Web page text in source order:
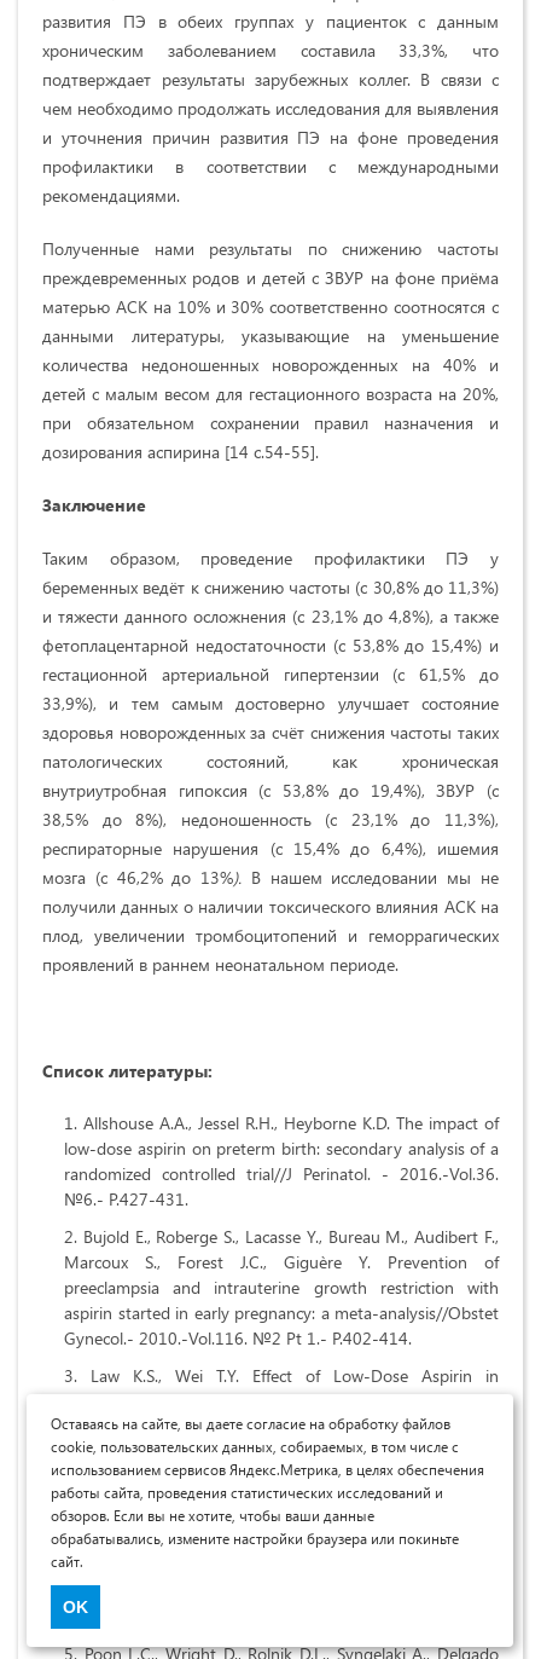
развития ПЭ в обеих группах у пациенток с данным
хроническим заболеванием составила 33,3%, что
подтверждает результаты зарубежных коллег. В связи с
чем необходимо продолжать исследования для выявления
и уточнения причин развития ПЭ на фоне проведения
профилактики в соответствии с международными
рекомендациями.
Полученные нами результаты по снижению частоты
преждевременных родов и детей с ЗВУР на фоне приёма
матерью АСК на 10% и 30% соответственно соотносятся с
данными литературы, указывающие на
уменьшение
количества недоношенных новорожденных на 40% и
детей с малым весом для гестационного возраста на 20%,
при обязательном сохранении правил назначения и
дозирования аспирина [14 c.54-55].
Заключение
Таким образом, проведение профилактики ПЭ у
беременных ведёт к снижению частоты (с 30,8% до 11,3%)
и тяжести данного осложнения (с 23,1% до 4,8%), а также
фетоплацентарной недостаточности (с 53,8% до 15,4%) и
гестационной артериальной гипертензии (с 61,5% до
33,9%), и тем самым достоверно улучшает состояние
здоровья новорожденных за счёт снижения частоты таких
патологических состояний, как хроническая
внутриутробная гипоксия (с 53,8% до 19,4%), ЗВУР (с
38,5% до 8%), недоношенность (с 23,1% до 11,3%),
респираторные нарушения (с 15,4% до 6,4%), ишемия
мозга (с 46,2% до 13%). В нашем исследовании мы не
получили данных о наличии токсического влияния АСК на
плод, увеличении тромбоцитопений и геморрагических
проявлений в раннем неонатальном периоде.
Список литературы:
Allshouse A.A., Jessel R.H., Heyborne K.D. The impact of
low-dose aspirin on preterm birth: secondary analysis of a
randomized controlled trial//J Perinatol. - 2016.-Vol.36.
№6.- P.427-431.
Bujold E., Roberge S., Lacasse Y., Bureau M., Audibert F.,
Marcoux S., Forest J.C., Giguère Y. Prevention of
preeclampsia and intrauterine growth restriction with
aspirin started in early pregnancy: a meta-analysis//Obstet
Gynecol.- 2010.-Vol.116. №2 Pt 1.- P.402-414.
Law K.S., Wei T.Y. Effect of Low-Dose Aspirin in
Population-A Retrospective Cohort Study// Int J Womens
Health.-2021.-Vol.13.-P.1095-1101.
O'Gorman N., Wright D., Rolnik D.L., Nicolaides K.H.,
Poon L.C.Study protocol for the randomised controlled
trial: combined multimarker screening and randomised
patient treatment with aspirin for evidence-based
preeclampsia prevention (ASPRE)//BMJ open. -2016.-
Vol.6
Poon L.C., Wright D., Rolnik D.L., Syngelaki A., Delgado
Оставаясь на сайте, вы даете согласие на обработку файлов
cookie, пользовательских данных, собираемых, в том числе с
использованием сервисов Яндекс.Метрика, в целях обеспечения
работы сайта, проведения статистических исследований и
обзоров. Если вы не хотите, чтобы ваши данные
обрабатывались, измените настройки браузера или покиньте
сайт.
OK